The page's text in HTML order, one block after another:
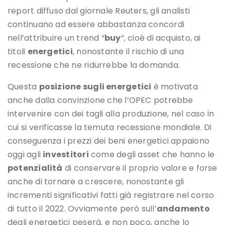
report diffuso dal giornale Reuters, gli analisti
continuano ad essere abbastanza concordi
nell’attribuire un trend “buy“, cioè di acquisto, ai
titoli energetici, nonostante il rischio di una
recessione che ne ridurrebbe la domanda.
Questa posizione sugli energetici è motivata
anche dalla convinzione che l’OPEC potrebbe
intervenire con dei tagli alla produzione, nel caso in
cui si verificasse la temuta recessione mondiale. Di
conseguenza i prezzi dei beni energetici appaiono
oggi agli investitori come degli asset che hanno le
potenzialità di conservare il proprio valore e forse
anche di tornare a crescere, nonostante gli
incrementi significativi fatti già registrare nel corso
di tutto il 2022. Ovviamente però sull’andamento
degli energetici peserà, e non poco, anche lo